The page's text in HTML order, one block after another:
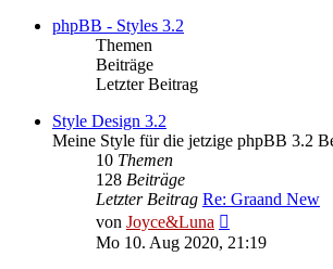
phpBB - Styles 3.2
Themen
Beiträge
Letzter Beitrag
Style Design 3.2
Meine Style für die jetzige phpBB 3.2
10 Themen
128 Beiträge
Letzter Beitrag Re: Graand New
von Joyce&Luna
Beitrag
Mo 10. Aug 2020, 21:19